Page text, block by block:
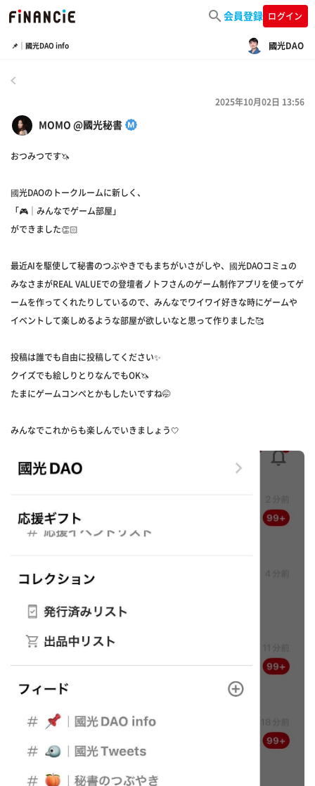
会員登録 ログイン
📌｜國光DAO info 國光DAO
MOMO @國光秘書
2025年10月02日 13:56
おつみつです🦄
國光DAOのトークルームに新しく、
「🎮｜みんなでゲーム部屋」
ができました👏🏻
最近AIを駆使して秘書のつぶやきでもまちがいさがしや、國光DAOコミュの
みなさまがREAL VALUEでの登壇者ノトフさんのゲーム制作アプリを使ってゲ
ームを作ってくれたりしているので、みんなでワイワイ好きな時にゲームや
イベントして楽しめるような部屋が欲しいなと思って作りました🥰
投稿は誰でも自由に投稿してください✨
クイズでも絵しりとりなんでもOK🦄
たまにゲームコンペとかもしたいですね🤭
みんなでこれからも楽しんでいきましょう🤍